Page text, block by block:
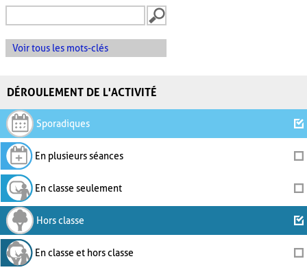
Voir tous les mots-clés
DÉROULEMENT DE L'ACTIVITÉ
Sporadiques
En plusieurs séances
En classe seulement
Hors classe
En classe et hors classe